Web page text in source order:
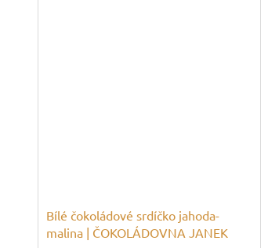
Bílé čokoládové srdíčko jahoda-
malina | ČOKOLÁDOVNA JANEK